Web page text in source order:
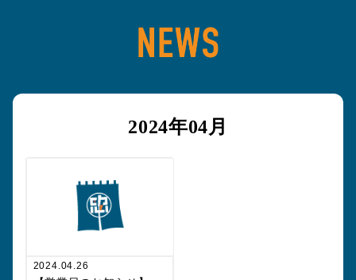
2024年04月
2024.04.26